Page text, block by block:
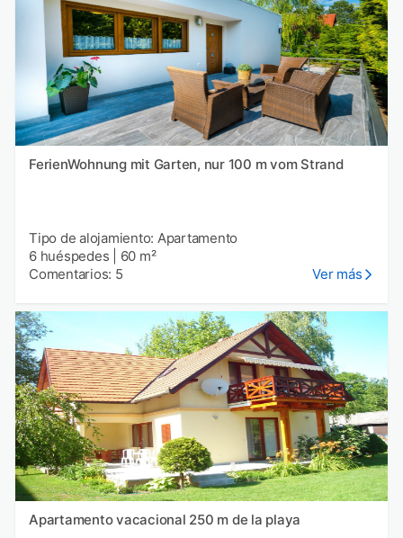
FerienWohnung mit Garten, nur 100 m vom Strand
Tipo de alojamiento: Apartamento
6 huéspedes
60 m²
Comentarios: 5
Ver más
Apartamento vacacional 250 m de la playa